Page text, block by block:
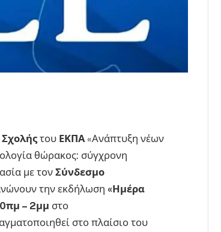
Σχολήςτου ΕΚΠΑ «Ανάπτυξη νέων
θώρακος: σύγχρονη
με τον Σύνδεσμο
την εκδήλωση «Ημέρα
– 2μμ στο
στο πλαίσιο του